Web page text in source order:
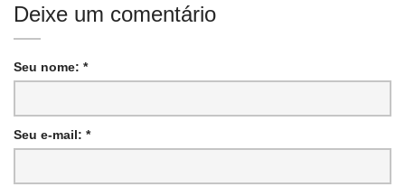
Deixe um comentário
Seu nome: *
Seu e-mail: *